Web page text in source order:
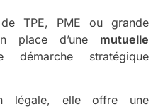
TPE, PME ou grande
place d’une mutuelle
stratégique
légale, elle offre une